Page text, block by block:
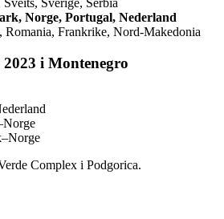
Sverige, Serbia
Norge, Portugal, Nederland
Romania, Frankrike, Nord-Makedonia
i Montenegro
Complex i Podgorica.